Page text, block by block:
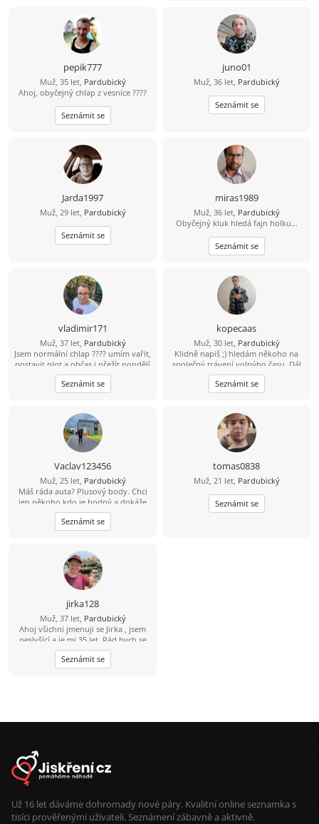
pepik777
Muž, 35 let, Pardubický
Ahoj, obyčejný chlap z vesnice ????
Seznámit se
juno01
Muž, 36 let, Pardubický
Seznámit se
Jarda1997
Muž, 29 let, Pardubický
Seznámit se
miras1989
Muž, 36 let, Pardubický
Obyčejný kluk hledá fajn holku...
Seznámit se
vladimir171
Muž, 37 let, Pardubický
Jsem normální chlap ???? umím vařit,
postavit plot a občas i přežít pondělí
????
Seznámit se
kopecaas
Muž, 30 let, Pardubický
Klidně napiš ;) hledám někoho na
společný trávení volnýho času. Dál
se uvidí podle sympatií. Inteligentní
pohodář, rád sportuju, rád si přečtu
knížku.
Seznámit se
Vaclav123456
Muž, 25 let, Pardubický
Máš ráda auta? Plusový body. Chci
jen někoho kdo je hodný a dokáže
přemýšlet hlavou.
Seznámit se
tomas0838
Muž, 21 let, Pardubický
Seznámit se
jirka128
Muž, 37 let, Pardubický
Ahoj všichni jmenuji se Jirka , jsem
neslyšící a je mi 35 let. Rád bych se
seznámil s dívkou od 20-40let. Mám
rád výlety , dovolené , plavání , kolo,
zvířata a procházky. Budu rád , když
Seznámit se
Už 16 let dáváme dohromady nové páry. Kvalitní online seznamka s
tisíci prověřenými uživateli. Seznámení zábavně a aktivně.